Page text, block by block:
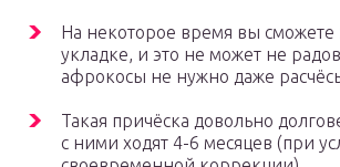
На некоторое время вы сможете
укладке, и это не может не
афрокосы не нужно даже
Такая причёска довольно
с ними ходят 4-6 месяцев (при